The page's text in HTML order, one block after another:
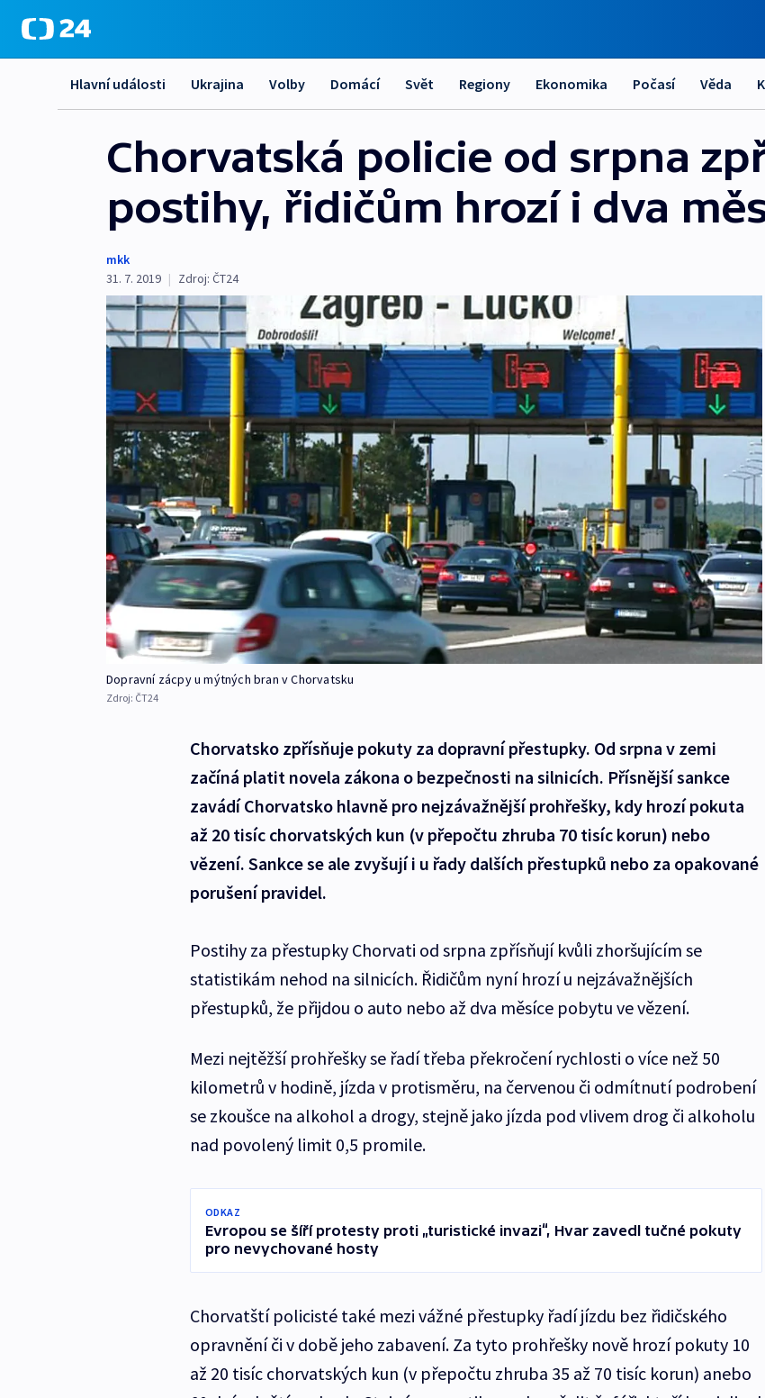
Hlavní události Ukrajina Volby Domácí Svět Regiony Ekonomika Počasí Věda
Chorvatská policie od srpna
postihy, řidičům hrozí i dva
mkk
31. 7. 2019 | Zdroj: ČT24
Dopravní zácpy u mýtných bran v Chorvatsku
Zdroj: ČT24
Chorvatsko zpřísňuje pokuty za dopravní přestupky. Od srpna v zemi
začíná platit novela zákona o bezpečnosti na silnicích. Přísnější sankce
zavádí Chorvatsko hlavně pro nejzávažnější prohřešky, kdy hrozí pokuta
až 20 tisíc chorvatských kun (v přepočtu zhruba 70 tisíc korun) nebo
vězení. Sankce se ale zvyšují i u řady dalších přestupků nebo za opakované
porušení pravidel.
Postihy za přestupky Chorvati od srpna zpřísňují kvůli zhoršujícím se
statistikám nehod na silnicích. Řidičům nyní hrozí u nejzávažnějších
přestupků, že přijdou o auto nebo až dva měsíce pobytu ve vězení.
Mezi nejtěžší prohřešky se řadí třeba překročení rychlosti o více než 50
kilometrů v hodině, jízda v protisměru, na červenou či odmítnutí podrobení
se zkoušce na alkohol a drogy, stejně jako jízda pod vlivem drog či alkoholu
nad povolený limit 0,5 promile.
ODKAZ
Evropou se šíří protesty proti „turistické invazi“, Hvar zavedl tučné pokuty
pro nevychované hosty
Chorvatští policisté také mezi vážné přestupky řadí jízdu bez řidičského
opravnění či v době jeho zabavení. Za tyto prohřešky nově hrozí pokuty 10
až 20 tisíc chorvatských kun (v přepočtu zhruba 35 až 70 tisíc korun) anebo